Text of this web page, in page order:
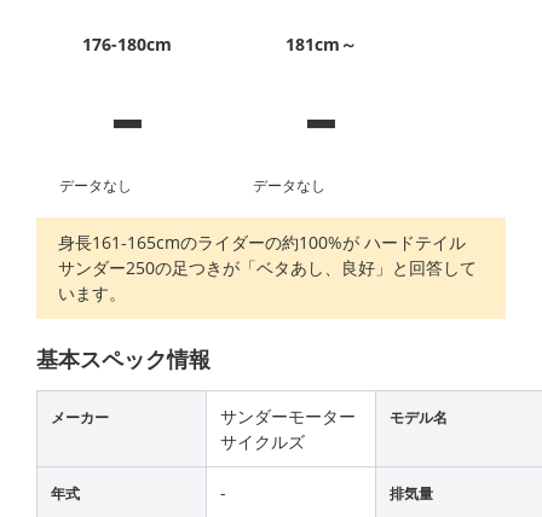
176-180cm
-
データなし
181cm～
-
データなし
身長161-165cmのライダーの約100%が ハードテイル
サンダー250の足つきが「ベタあし、良好」と回答して
います。
基本スペック情報
メーカー
サンダーモーター
サイクルズ
モデル名
年式 - 排気量